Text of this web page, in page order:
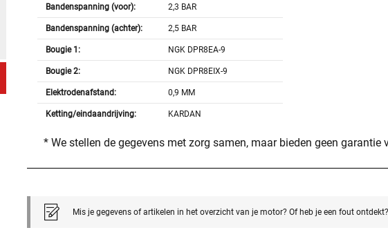
Bandenspanning (voor): 2,3 BAR
Bandenspanning (achter): 2,5 BAR
Bougie 1: NGK DPR8EA-9
Bougie 2: NGK DPR8EIX-9
Elektrodenafstand: 0,9 MM
Ketting/eindaandrijving: KARDAN
* We stellen de gegevens met zorg samen, maar bieden geen garantie
Mis je gegevens of artikelen in het overzicht van je motor? Of heb je een fout